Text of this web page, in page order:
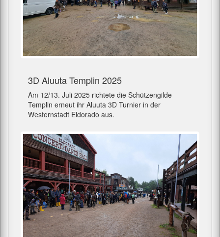
3D Aluuta Templin 2025
Am 12/13. Juli 2025 richtete die Schützengilde
Templin erneut ihr Aluuta 3D Turnier in der
Westernstadt Eldorado aus.